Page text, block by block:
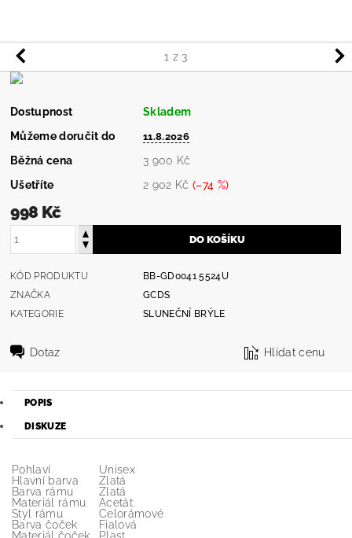
1 z 3
Dostupnost
Skladem
Můžeme doručit do
11.8.2026
Běžná cena
3 900 Kč
Ušetříte
2 902 Kč (–74 %)
998 Kč
KÓD PRODUKTU
BB-GD0041 5524U
ZNAČKA
GCDS
KATEGORIE
SLUNEČNÍ BRÝLE
Dotaz Hlídat cenu
POPIS
DISKUZE
Pohlaví
Unisex
Hlavní barva
Zlatá
Barva rámu
Zlatá
Materiál rámu
Acetát
Styl rámu
Celorámové
Barva čoček
Fialová